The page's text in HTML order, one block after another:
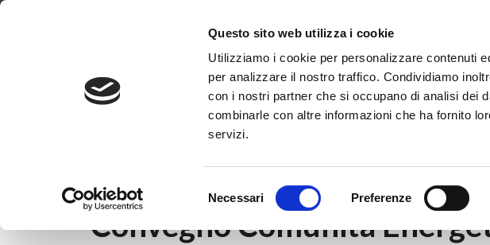
Questo sito web utilizza i cookie
Utilizziamo i cookie per personalizzare contenuti
per analizzare il nostro traffico. Condividiamo
con i nostri partner che si occupano di analisi dei
combinarle con altre informazioni che ha fornito
servizi.
del
Necessari Preferenze
News & Eventi |
14 marzo 2022
Convegno Comunità